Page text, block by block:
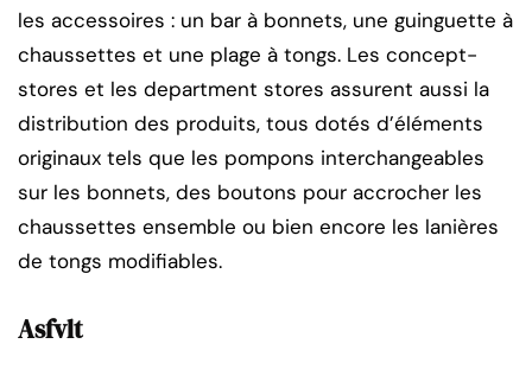
les accessoires : un bar à bonnets, une guinguette à
chaussettes et une plage à tongs. Les concept-
stores et les department stores assurent aussi la
distribution des produits, tous dotés d’éléments
originaux tels que les pompons interchangeables
sur les bonnets, des boutons pour accrocher les
chaussettes ensemble ou bien encore les lanières
de tongs modifiables.
Asfvlt